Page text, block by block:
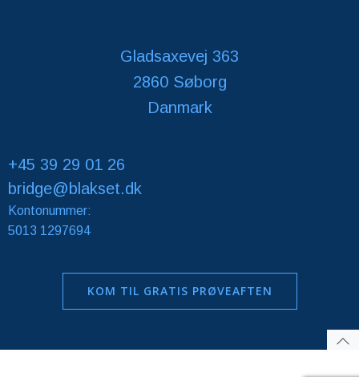
Gladsaxevej 363
2860 Søborg
Danmark
+45 39 29 01 26
bridge@blakset.dk
Kontonummer:
5013 1297694
KOM TIL GRATIS PRØVEAFTEN